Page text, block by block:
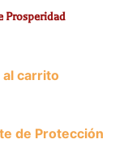
Prosperidad
carrito